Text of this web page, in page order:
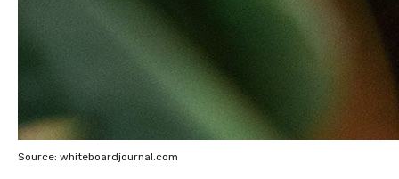
Source: whiteboardjournal.com